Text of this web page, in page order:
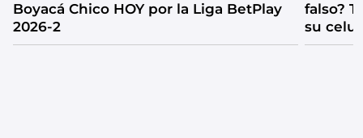
Boyacá Chico HOY por la Liga BetPlay
2026-2
falso?
su